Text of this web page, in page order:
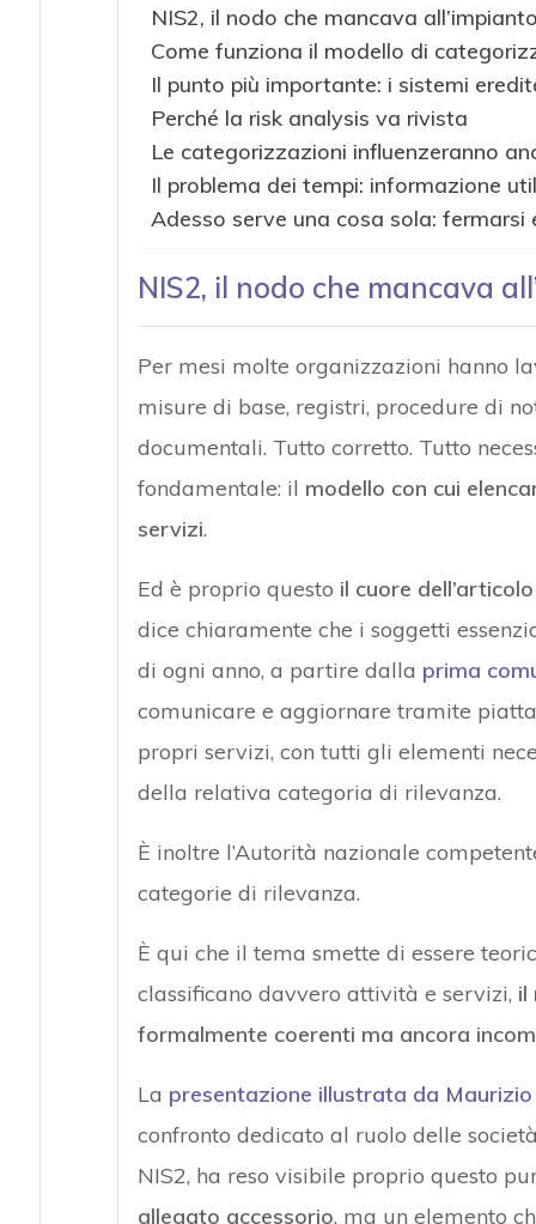
NIS2, il nodo che mancava
Come funziona il modello di
Il punto più importante: i sistemi
Perché la risk analysis va rivista
Le categorizzazioni influenzeranno
Il problema dei tempi: informazione
Adesso serve una cosa sola: fermarsi
NIS2, il nodo che mancava
Per mesi molte organizzazioni hanno
misure di base, registri, procedure di
documentali. Tutto corretto. Tutto
fondamentale: il modello con cui
servizi.
Ed è proprio questo il cuore
dice chiaramente che i soggetti
di ogni anno, a partire dalla prima
comunicare e aggiornare tramite
propri servizi, con tutti gli elementi
della relativa categoria di rilevanza.
È inoltre l’Autorità nazionale
categorie di rilevanza.
È qui che il tema smette di essere
classificano davvero attività e servizi, il
formalmente coerenti ma ancora
La presentazione illustrata da
confronto dedicato al ruolo delle
NIS2, ha reso visibile proprio questo
allegato accessorio, ma un elemento